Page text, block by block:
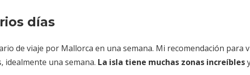
días
de viaje por Mallorca en una semana. Mi recomendación para
idealmente una semana. La isla tiene muchas zonas increíbles